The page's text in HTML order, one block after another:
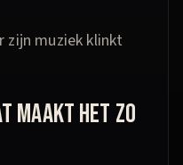
zijn muziek klinkt
MAAKT HET ZO